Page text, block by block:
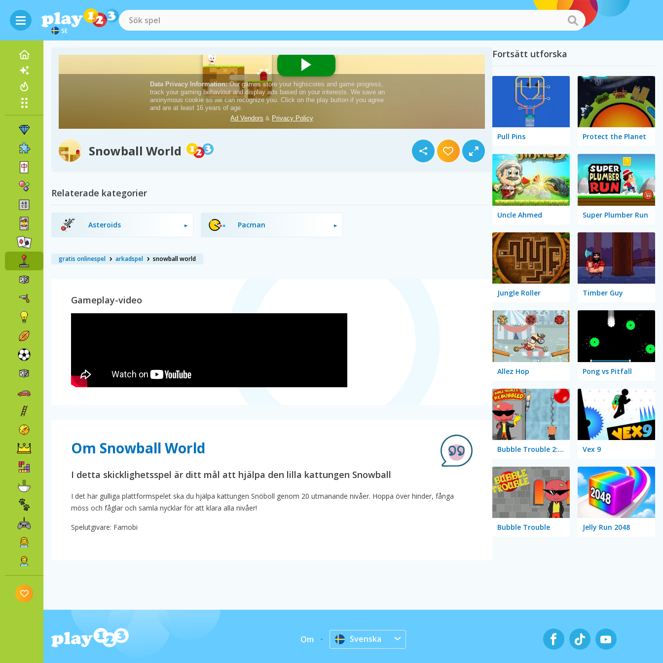
SE
Snowball World
Relaterade kategorier
Asteroids Pacman
gratis onlinespel arkadspel snowball world
Gameplay-video
Om Snowball World
I detta skicklighetsspel är ditt mål att hjälpa den lilla kattungen Snowball
I det här gulliga plattformspelet ska du hjälpa kattungen Snöboll genom 20 utmanande nivåer. Hoppa över hinder, fånga
möss och fåglar och samla nycklar för att klara alla nivåer!
Spelutgivare: Famobi
Fortsätt utforska
Pull Pins Protect the Planet
Uncle Ahmed Super Plumber Run
Jungle Roller Timber Guy
Allez Hop Pong vs Pitfall
Bubble Trouble 2: Rebubbled Vex 9
Bubble Trouble Jelly Run 2048
Om Svenska